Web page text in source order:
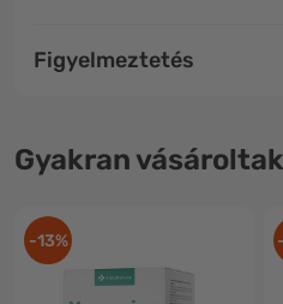
Figyelmeztetés
Gyakran
-13%